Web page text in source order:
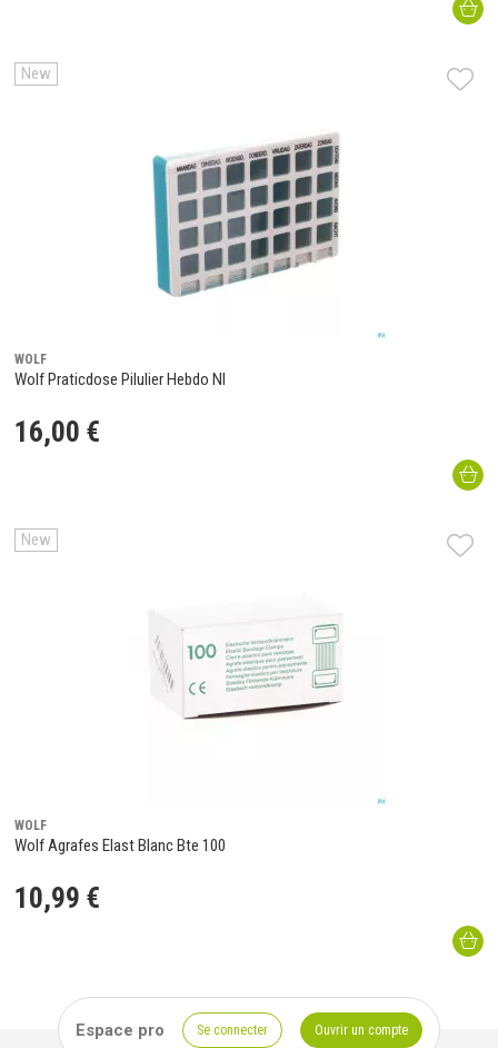
New
WOLF
Wolf Praticdose Pilulier Hebdo Nl
16,00 €
New
WOLF
Wolf Agrafes Elast Blanc Bte 100
10,99 €
Espace pro Se connecter Ouvrir un compte